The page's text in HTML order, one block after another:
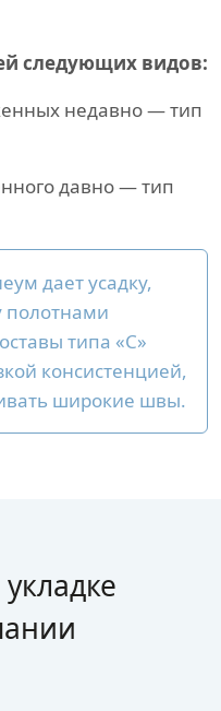
следующих видов:
недавно — тип
давно — тип
дает усадку,
полотнами
типа «С»
консистенцией,
широкие швы.